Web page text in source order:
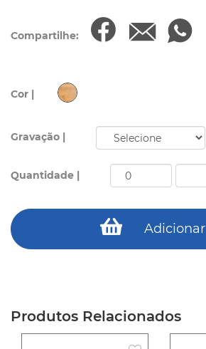
Compartilhe:
Cor |
Gravação |
Quantidade |
Adicionar
Produtos Relacionados